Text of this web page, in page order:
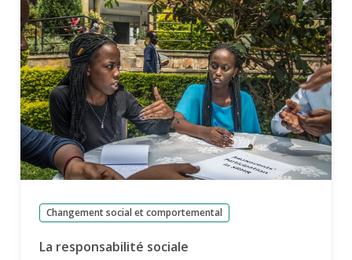
Changement social et comportemental
La responsabilité sociale